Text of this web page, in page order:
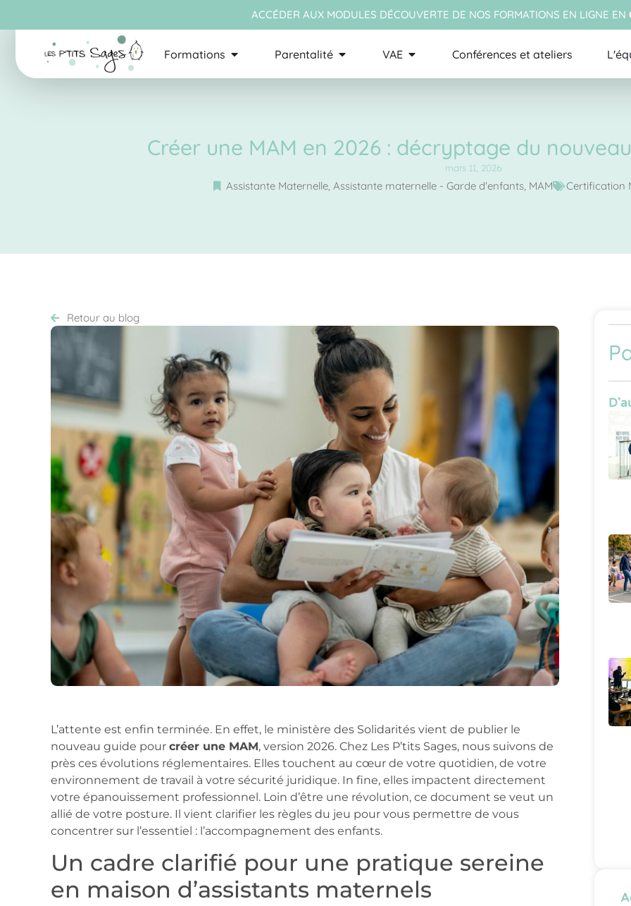
ACCÉDER AUX MODULES DÉCOUVERTE DE NOS FORMATIONS EN LIGNE EN
Formations Parentalité VAE Conférences et ateliers
Créer une MAM en 2026 : décryptage du
mars 11, 2026
Assistante Maternelle, Assistante maternelle - Garde d'enfants, MAM Certification
Retour au blog
L’attente est enfin terminée. En effet, le ministère des Solidarités vient de publier le
nouveau guide pour créer une MAM, version 2026. Chez Les P’tits Sages, nous suivons de
près ces évolutions réglementaires. Elles touchent au cœur de votre quotidien, de votre
environnement de travail à votre sécurité juridique. In fine, elles impactent directement
votre épanouissement professionnel. Loin d’être une révolution, ce document se veut un
allié de votre posture. Il vient clarifier les règles du jeu pour vous permettre de vous
concentrer sur l’essentiel : l’accompagnement des enfants.
Un cadre clarifié pour une pratique sereine
en maison d’assistants maternels